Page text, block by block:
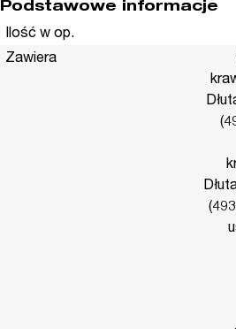
Podstawowe informacje
Ilość w op.
Zawiera